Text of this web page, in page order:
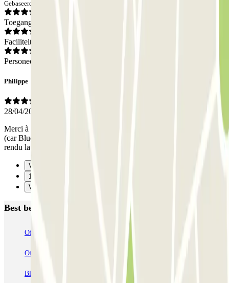
Gebaseerd op 1 meningen
Toegang
Faciliteiten
Personeel
Philippe
28/04/2025
Merci à Wendy de BlueValet qui nous a dépanné en urgence à l'aller
(car BlueValet n'avait pas eu l'information par Parclick !) et qui a
rendu la voiture au retour
Vorige
1
Verzenden
Best beoordeelde parkeergarages in Tillé
Officiel P1 AÉROPORT PARIS-BEAUVAIS
Officiel P3 AÉROPORT PARIS-BEAUVAIS
Blue Valet - Aéroport de Beauvais (BVA)